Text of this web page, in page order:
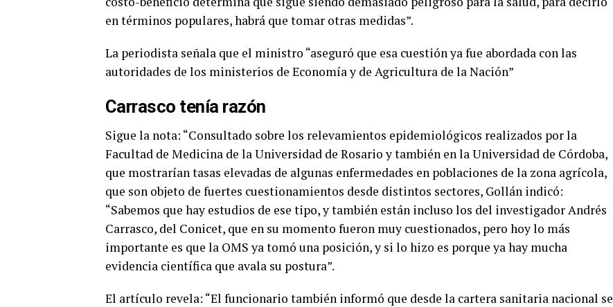
en términos populares, habrá que tomar otras medidas”.
La periodista señala que el ministro “aseguró que esa cuestión ya fue abordada con las
autoridades de los ministerios de Economía y de Agricultura de la Nación”
Carrasco tenía razón
Sigue la nota: “Consultado sobre los relevamientos epidemiológicos realizados por la
Facultad de Medicina de la Universidad de Rosario y también en la Universidad de Córdoba,
que mostrarían tasas elevadas de algunas enfermedades en poblaciones de la zona agrícola,
que son objeto de fuertes cuestionamientos desde distintos sectores, Gollán indicó:
“Sabemos que hay estudios de ese tipo, y también están incluso los del investigador Andrés
Carrasco, del Conicet, que en su momento fueron muy cuestionados, pero hoy lo más
importante es que la OMS ya tomó una posición, y si lo hizo es porque ya hay mucha
evidencia científica que avala su postura”.
El artículo revela: “El funcionario también informó que desde la cartera sanitaria nacional se